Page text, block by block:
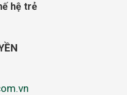
hệ trẻ